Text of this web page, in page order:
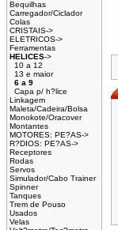
Bequilhas
Carregador/Ciclador
Colas
CRISTAIS->
ELETRICOS->
Ferramentas
HELICES->
10 a 12
13 e maior
6 a 9
Capa p/ h?lice
Linkagem
Maleta/Cadeira/Bolsa
Monokote/Oracover
Montantes
MOTORES: PE?AS->
R?DIOS: PE?AS->
Receptores
Rodas
Servos
Simulador/Cabo Trainer
Spinner
Tanques
Trem de Pouso
Usados
Velas